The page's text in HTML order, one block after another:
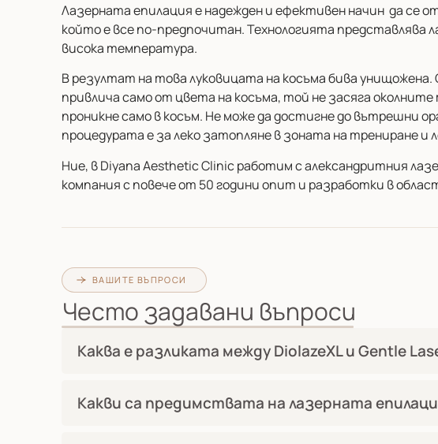
Лазерната епилация е надежден и ефективен начин да се
който е все по-предпочитан. Технологията представлява
висока температура.
В резултат на това луковицата на косъма бива
привлича само от цвета на косъма, той не засяга
проникне само в косъм. Не може да достигне до вътрешни
процедурата е за леко затопляне в зоната на трениране и
Ние, в Diyana Aesthetic Clinic работим с александритния
компания с повече от 50 години опит и разработки в
Каква е разликата между DiolazeXL и Gentle
Какви са предимствата на лазерната
Често задавани въпроси
ВАШИТЕ ВЪПРОСИ